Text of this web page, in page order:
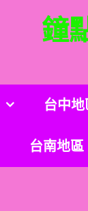
鐘
台中地
台南地區